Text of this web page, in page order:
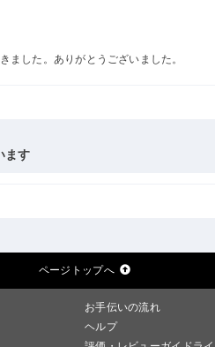
ました。ありがとうございました。
ます
ページトップへ
お手伝いの流れ
ヘルプ